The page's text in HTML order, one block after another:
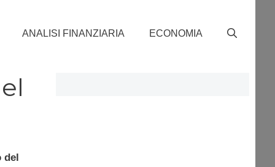
ANALISI FINANZIARIA ECONOMIA
del